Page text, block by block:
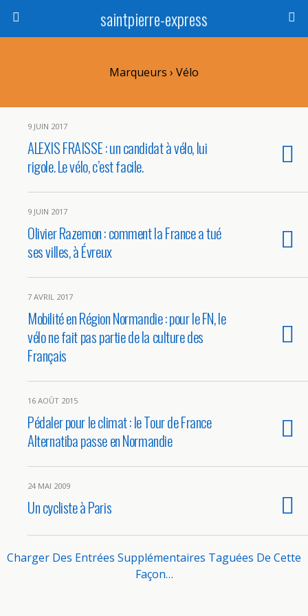
saintpierre-express
Marqueurs › Vélo
9 JUIN 2017
ALEXIS FRAISSE : un candidat à vélo, lui
rigole. Le vélo, c’est facile.
9 JUIN 2017
Olivier Razemon : comment la France a tué
ses villes, à Évreux
7 AVRIL 2017
Mobilité en Région Normandie : pour le FN, le
vélo ne fait pas partie de la culture des
Français
16 AOÛT 2015
Pédaler pour le climat : le Tour de France
Alternatiba passe en Normandie
24 MAI 2009
Un cycliste à Paris
Charger Des Entrées Supplémentaires Taguées De Cette
Façon…